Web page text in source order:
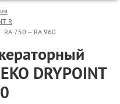
R
RA 750 – RA 960
DRYPOINT